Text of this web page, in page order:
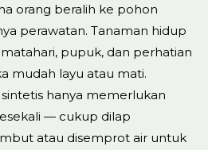
orang beralih ke pohon
perawatan. Tanaman hidup
pupuk, dan perhatian
mudah layu atau mati.
hanya memerlukan
— cukup dilap
atau disemprot air untuk